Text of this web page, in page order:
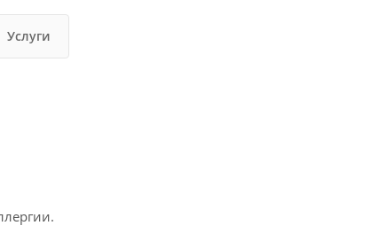
Услуги